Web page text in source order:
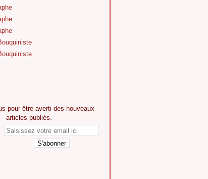
pour être averti des nouveaux
articles publiés.